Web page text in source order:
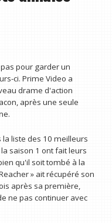
pour garder un
ci. Prime Video a
drame d'action
après une seule
la liste des 10 meilleurs
saison 1 ont fait leurs
qu'il soit tombé à la
» ait récupéré son
après sa première,
ne pas continuer avec